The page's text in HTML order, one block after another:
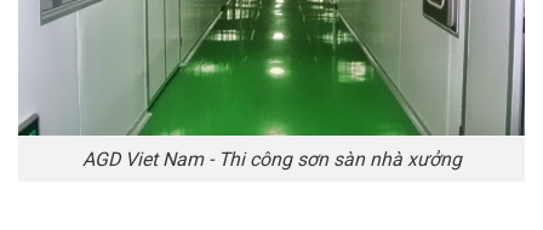
AGD Viet Nam - Thi công sơn sàn nhà xưởng